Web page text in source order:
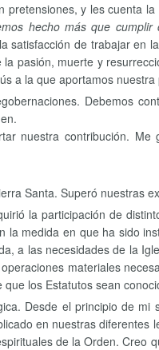
pretensiones, y les cuenta
hecho más que cumplir
satisfacción de trabajar en
pasión, muerte y
a la que aportamos
Debemos
nuestra contribución.
Santa. Superó nuestras
la participación de
medida en que ha sido
a las necesidades de la
materiales
los Estatutos sean
Desde el principio de
en nuestras
de la Orden. Creo